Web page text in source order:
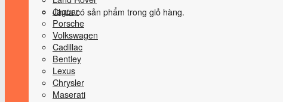
Chưa có sản phẩm trong giỏ hàng.
Jaguar
Porsche
Volkswagen
Cadillac
Bentley
Lexus
Chrysler
Maserati